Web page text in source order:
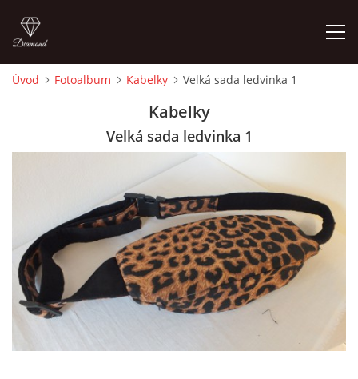
MOJE POSLEDNÍ PRÁCE
Úvod Fotoalbum Kabelky Velká sada ledvinka 1
Kabelky
Velká sada ledvinka 1